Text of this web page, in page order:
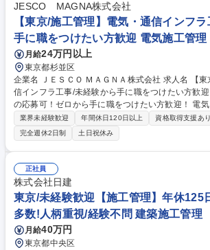
JESCO MAGNA株式会社
【東京/施工管理】電気・通信インフ
手に職をつけたい方歓迎 電気施工管理
月給24万円以上
東京都杉並区
企業名 ＪＥＳＣＯ ＭＡＧＮＡ株式会社 求人名 【東京/施工管理】電気・通
信インフラ工事/未経験から手に職をつけたい方歓迎 仕事の内容 未経験で
の応募可！ゼロから手に職をつけたい方歓迎！ 電
施工管理をお任せ。発電所・社会インフラ施設での
等の施工進捗・安全・品質管理をご担当いただきます。 【具体的な
発電所、公共施設、インフラ施設などにおける電気
線、監視カメラ等）の施工管理。設計図面をもと
価の管理、協力会社との調整などを担っていただき
造・施工・保守までを一社で完結できる点が強みで
心に社会インフラ施設や発電所等が主な現場です。
う作業は伴いません。 募集職種 【東京/施工管理】電気・通信インフラ工
事/未経験から手に職をつけたい方歓迎
業界未経験歓迎 年間休日120日以上 資格取得支援あり
完全週休2日制
土日祝休み
正社員
株式会社日建
東京/未経験歓迎【施工管理】年休125
多数!人柄重視/経験不問 建築施工管理
月給40万円
東京都中央区